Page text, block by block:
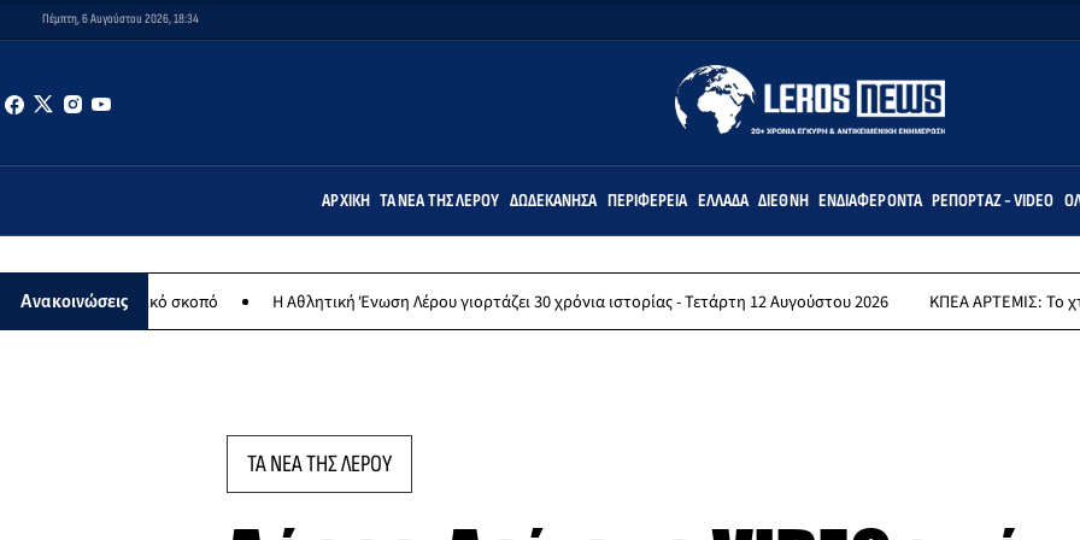
Πέμπτη, 6 Αυγούστου 2026, 18:34
ΑΡΧΙΚΉ ΤΑ ΝΈΑ ΤΗΣ ΛΈΡΟΥ ΔΩΔΕΚΆΝΗΣΑ ΠΕΡΙΦΈΡΕΙΑ ΕΛΛΆΔΑ ΔΙΕΘΝΉ ΕΝΔΙΑΦΈΡΟΝΤΑ ΡΕΠΟΡΤΆΖ - VIDEO
Ανακοινώσειςσκοπό Η Αθλητική Ένωση Λέρου γιορτάζει 30 χρόνια ιστορίας - Τετάρτη 12 Αυγούστου 2026 ΚΠΕΑ ΑΡΤΕΜΙΣ: Το
ΤΑ ΝΕΑ ΤΗΣ ΛΕΡΟΥ